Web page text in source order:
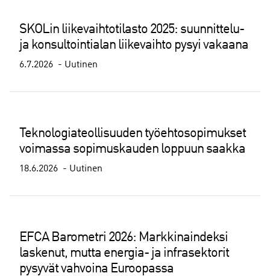
SKOLin liikevaihtotilasto 2025: suunnittelu-
ja konsultointialan liikevaihto pysyi vakaana
6.7.2026 Uutinen
Teknologiateollisuuden työehtosopimukset
voimassa sopimuskauden loppuun saakka
18.6.2026 Uutinen
EFCA Barometri 2026: Markkinaindeksi
laskenut, mutta energia- ja infrasektorit
pysyvät vahvoina Euroopassa